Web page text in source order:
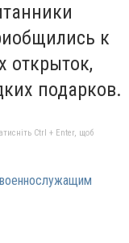
к
открыток,
подарков.
Ctrl + Enter, щоб